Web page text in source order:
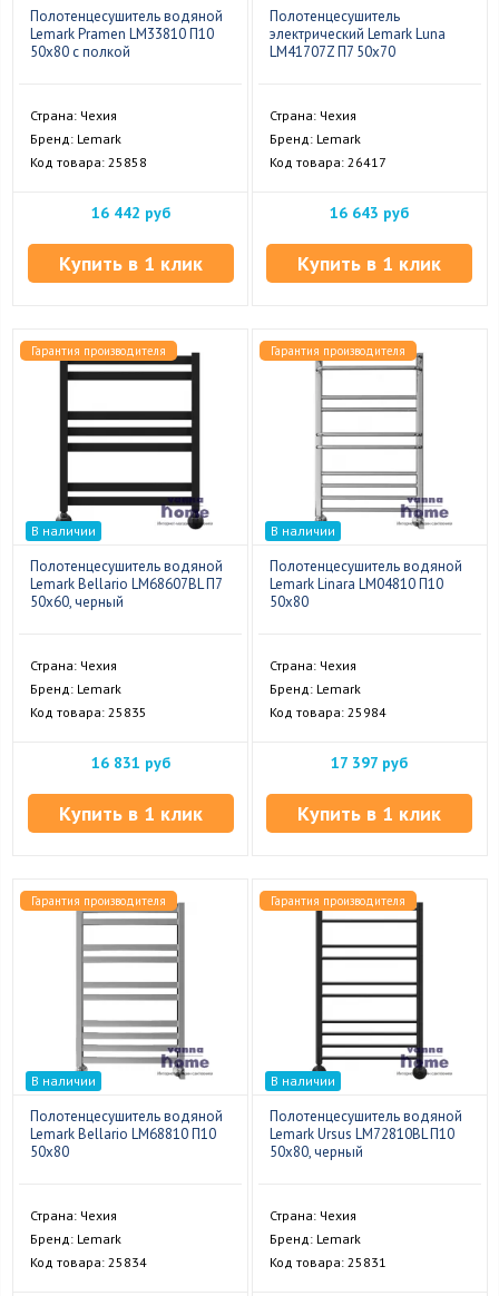
Полотенцесушитель водяной
Lemark Pramen LM33810 П10
50x80 с полкой
Страна: Чехия
Бренд: Lemark
Код товара: 25858
16 442 руб
Купить в 1 клик
Полотенцесушитель
электрический Lemark Luna
LM41707Z П7 50x70
Страна: Чехия
Бренд: Lemark
Код товара: 26417
16 643 руб
Купить в 1 клик
Гарантия производителя
В наличии
Полотенцесушитель водяной
Lemark Bellario LM68607BL П7
50x60, черный
Страна: Чехия
Бренд: Lemark
Код товара: 25835
16 831 руб
Купить в 1 клик
Гарантия производителя
В наличии
Полотенцесушитель водяной
Lemark Linara LM04810 П10
50x80
Страна: Чехия
Бренд: Lemark
Код товара: 25984
17 397 руб
Купить в 1 клик
Гарантия производителя
В наличии
Полотенцесушитель водяной
Lemark Bellario LM68810 П10
50x80
Страна: Чехия
Бренд: Lemark
Код товара: 25834
Гарантия производителя
В наличии
Полотенцесушитель водяной
Lemark Ursus LM72810BL П10
50x80, черный
Страна: Чехия
Бренд: Lemark
Код товара: 25831